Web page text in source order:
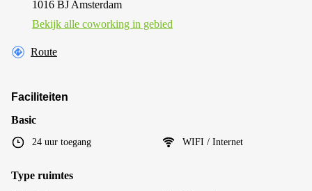
1016 BJ Amsterdam
Bekijk alle сoworking in gebied
Route
Faciliteiten
Basic
24 uur toegang WIFI / Internet
Type ruimtes